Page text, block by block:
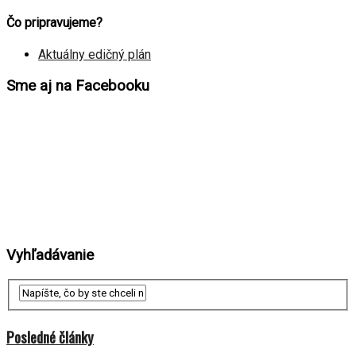
Čo pripravujeme?
Aktuálny edičný plán
Sme aj na Facebooku
Vyhľadávanie
Posledné články